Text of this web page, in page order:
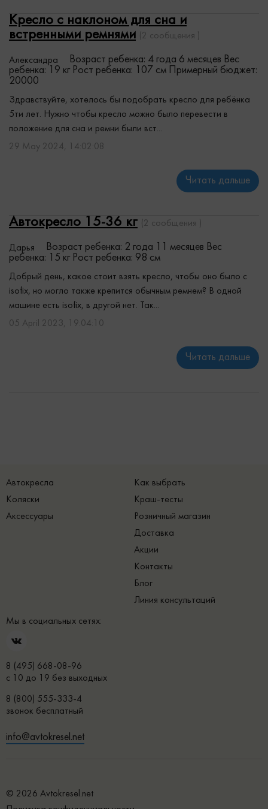
Кресло с наклоном для сна и
встренными ремнями
(2 сообщения )
Александра Возраст ребенка: 4 года 6 месяцев Вес
ребенка: 19 кг Рост ребенка: 107 см
Примерный бюджет:
20000
Здравствуйте, хотелось бы подобрать кресло для ребёнка
5ти лет. Нужно чтобы кресло можно было перевести в
положение для сна и ремни были вст...
29 May 2024, 14:02:08
Читать дальше
Автокресло 15-36 кг (2 сообщения )
Дарья Возраст ребенка: 2 года 11 месяцев Вес
ребенка: 15 кг Рост ребенка: 98 см
Добрый день, какое стоит взять кресло, чтобы оно было с
isofix, но могло также крепится обычным ремнем? В одной
машине есть isofix, в другой нет. Так...
05 April 2023, 19:04:10
Читать дальше
Автокресла
Коляски
Аксессуары
Как выбрать
Краш-тесты
Розничный магазин
Доставка
Акции
Контакты
Блог
Линия консультаций
Мы в социальных сетях:
8 (495) 668-08-96
с 10 до 19 без выходных
8 (800) 555-333-4
звонок бесплатный
info@avtokresel.net
© 2026 Avtokresel.net